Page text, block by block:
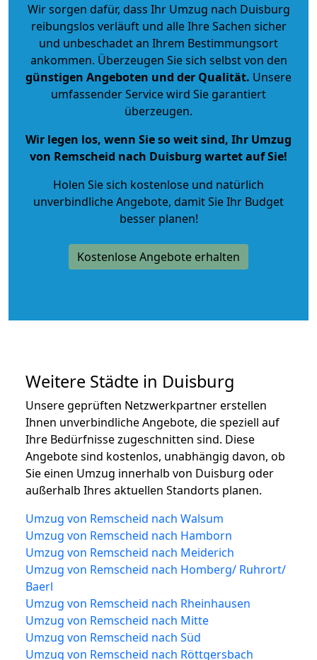
Wir sorgen dafür, dass Ihr Umzug nach Duisburg
reibungslos verläuft und alle Ihre Sachen sicher
und unbeschadet an Ihrem Bestimmungsort
ankommen. Überzeugen Sie sich selbst von den
günstigen Angeboten und der Qualität. Unsere
umfassender Service wird Sie garantiert
überzeugen.
Wir legen los, wenn Sie so weit sind, Ihr Umzug
von Remscheid nach Duisburg wartet auf Sie!
Holen Sie sich kostenlose und natürlich
unverbindliche Angebote, damit Sie Ihr Budget
besser planen!
Kostenlose Angebote erhalten
Weitere Städte in Duisburg
Unsere geprüften Netzwerkpartner erstellen
Ihnen unverbindliche Angebote, die speziell auf
Ihre Bedürfnisse zugeschnitten sind. Diese
Angebote sind kostenlos, unabhängig davon, ob
Sie einen Umzug innerhalb von Duisburg oder
außerhalb Ihres aktuellen Standorts planen.
Umzug von Remscheid nach Walsum
Umzug von Remscheid nach Hamborn
Umzug von Remscheid nach Meiderich
Umzug von Remscheid nach Homberg/ Ruhrort/
Baerl
Umzug von Remscheid nach Rheinhausen
Umzug von Remscheid nach Mitte
Umzug von Remscheid nach Süd
Umzug von Remscheid nach Röttgersbach